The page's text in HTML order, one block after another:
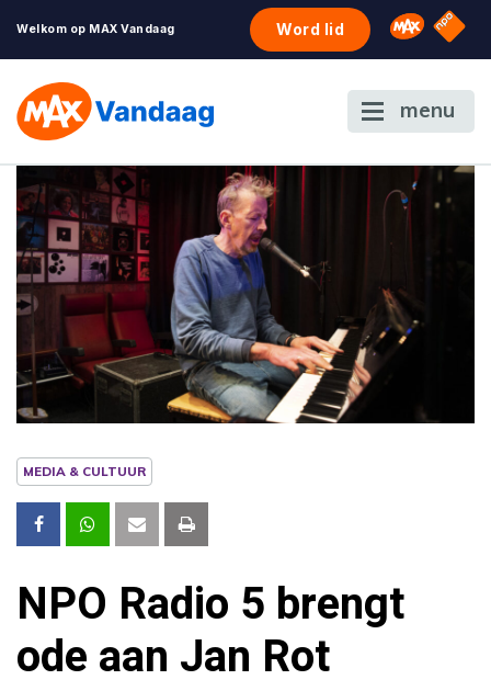
Welkom op MAX Vandaag Word lid Omroep
NPO
menu
MEDIA & CULTUUR
NPO Radio 5 brengt
ode aan Jan Rot